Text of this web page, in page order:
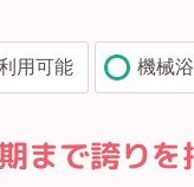
用可能 機械
まで誇り